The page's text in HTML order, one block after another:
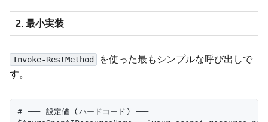
2. 最小実装
Invoke-RestMethod
を使った最もシンプルな呼び出しで
す。
# --- 設定値 (ハードコード) ---